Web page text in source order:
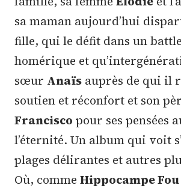
sa maman aujourd’hui
fille, qui le défit dans un
homérique et
sœur Anaïs auprès de qui il
soutien et réconfort et son
Francisco pour ses pensées
l’éternité. Un album qui voit
plages délirantes et autres
Où, comme Hippocampe Fou